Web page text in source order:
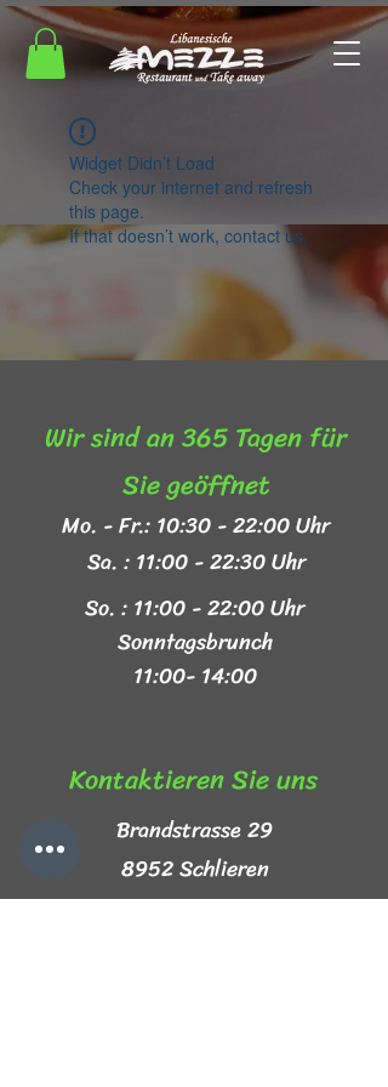
Widget Didn’t Load
Check your internet and refresh
this page.
If that doesn’t work, contact us.
Wir sind an 365 Tagen für
Sie geöffnet​
Mo. - Fr.: 10:30 - 22:00 Uhr
Sa. : 11:00 - 22:30 Uhr
So. : 11:00 - 22:00 Uhr
Sonntagsbrunch
11:00- 14:00
Kontaktieren Sie uns​
Brandstrasse 29
8952 Schlieren
+41 44 999 44 44